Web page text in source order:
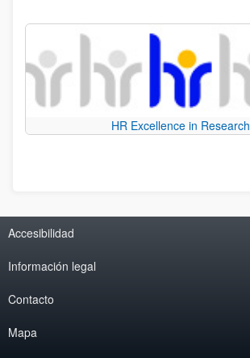
HR Excellence in Research
Accesibilidad
Información legal
Contacto
Mapa